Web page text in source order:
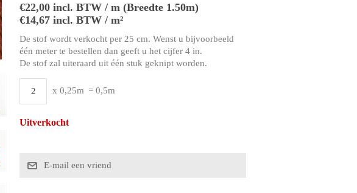
€22,00 incl. BTW / m (Breedte 1.50m)
€14,67 incl. BTW / m²
De stof wordt verkocht per 25 cm. Wenst u bijvoorbeeld
één meter te bestellen dan geeft u het cijfer 4 in.
De stof zal uiteraard uit één stuk geknipt worden.
x 0,25m = 0,5m
Uitverkocht